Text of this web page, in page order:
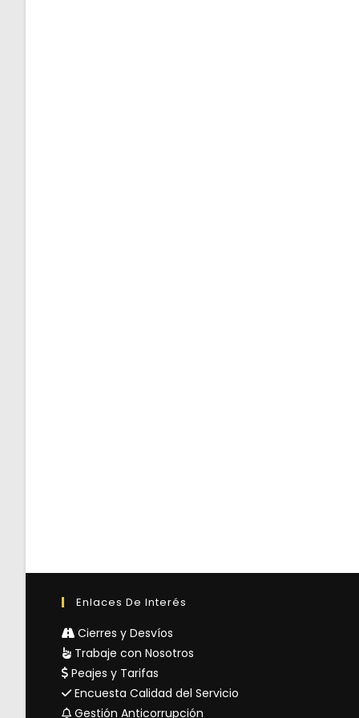
Enlaces De Interés
Cierres y Desvíos
Trabaje con Nosotros
Peajes y Tarifas
Encuesta Calidad del Servicio
Gestión Anticorrupción